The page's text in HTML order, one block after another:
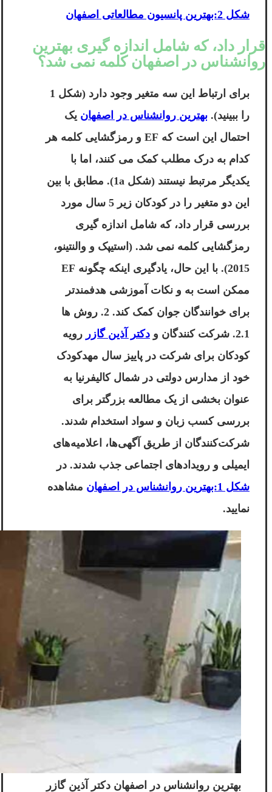
شکل 2:بهترین پانسیون مطالعاتی اصفهان
قرار داد، که شامل اندازه گیری بهترین
روانشناس در اصفهان کلمه نمی شد؟
برای ارتباط این سه متغیر وجود دارد (شکل 1
را ببینید). بهترین روانشناس در اصفهان یک
احتمال این است که EF و رمزگشایی کلمه هر
کدام به درک مطلب کمک می کنند، اما با
یکدیگر مرتبط نیستند (شکل 1a). مطابق با بین
این دو متغیر را در کودکان زیر 5 سال مورد
بررسی قرار داد، که شامل اندازه گیری
رمزگشایی کلمه نمی شد. (استیپک و والنتینو،
2015). با این حال، یادگیری اینکه چگونه EF
ممکن است به و نکات آموزشی هدفمندتر
برای خوانندگان جوان کمک کند. 2. روش ها
2.1. شرکت کنندگان و
دکتر آذین گازر رویه
کودکان برای شرکت در پاییز سال مهدکودک
خود از مدارس دولتی در شمال کالیفرنیا به
عنوان بخشی از یک مطالعه بزرگتر برای
بررسی کسب زبان و سواد استخدام شدند.
شرکت‌کنندگان از طریق آگهی‌ها، اعلامیه‌های
ایمیلی و رویدادهای اجتماعی جذب شدند. در
شکل 1:بهترین روانشناس در اصفهان
مشاهده
نمایید.
بهترین روانشناس در اصفهان دکتر آذین گازر